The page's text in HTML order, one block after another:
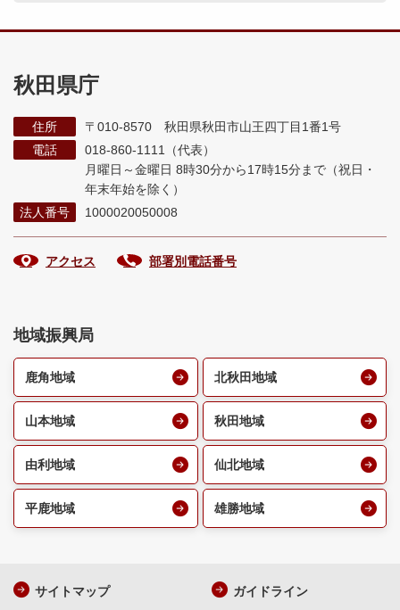
秋田県庁
住所
〒010-8570 秋田県秋田市山王四丁目1番1号
電話
018-860-1111（代表）
月曜日～金曜日 8時30分から17時15分まで （祝日・
年末年始を除く）
法人番号
1000020050008
アクセス 部署別電話番号
地域振興局
鹿角地域 北秋田地域
山本地域 秋田地域
由利地域 仙北地域
平鹿地域 雄勝地域
サイトマップ ガイドライン